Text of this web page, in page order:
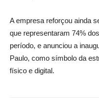
A empresa reforçou ainda
que representaram 74%
período, e anunciou a
Paulo, como símbolo da
físico e digital.